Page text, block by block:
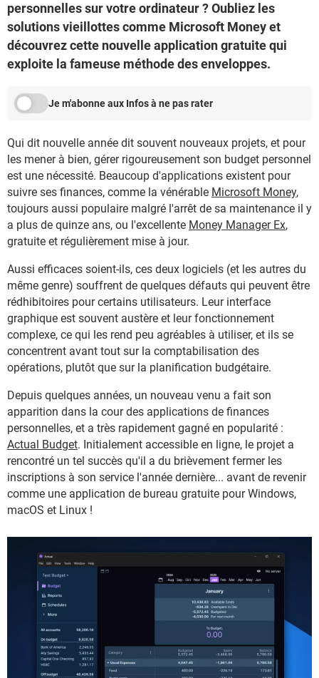
personnelles sur votre ordinateur ? Oubliez les
solutions vieillottes comme Microsoft Money et
découvrez cette nouvelle application gratuite qui
exploite la fameuse méthode des enveloppes.
Je m'abonne aux Infos à ne pas rater
Qui dit nouvelle année dit souvent nouveaux projets, et pour
les mener à bien, gérer rigoureusement son budget personnel
est une nécessité. Beaucoup d'applications existent pour
suivre ses finances, comme la vénérable Microsoft Money,
toujours aussi populaire malgré l'arrêt de sa maintenance il y
a plus de quinze ans, ou l'excellente Money Manager Ex,
gratuite et régulièrement mise à jour.
Aussi efficaces soient-ils, ces deux logiciels (et les autres du
même genre) souffrent de quelques défauts qui peuvent être
rédhibitoires pour certains utilisateurs. Leur interface
graphique est souvent austère et leur fonctionnement
complexe, ce qui les rend peu agréables à utiliser, et ils se
concentrent avant tout sur la comptabilisation des
opérations, plutôt que sur la planification budgétaire.
Depuis quelques années, un nouveau venu a fait son
apparition dans la cour des applications de finances
personnelles, et a très rapidement gagné en popularité :
Actual Budget. Initialement accessible en ligne, le projet a
rencontré un tel succès qu'il a du brièvement fermer les
inscriptions à son service l'année dernière... avant de revenir
comme une application de bureau gratuite pour Windows,
macOS et Linux !